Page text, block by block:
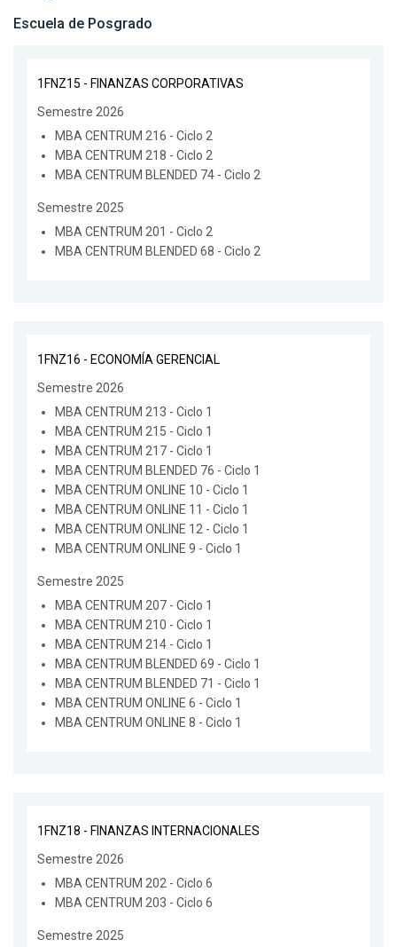
Escuela de Posgrado
1FNZ15 - FINANZAS CORPORATIVAS
Semestre 2026
MBA CENTRUM 216 - Ciclo 2
MBA CENTRUM 218 - Ciclo 2
MBA CENTRUM BLENDED 74 - Ciclo 2
Semestre 2025
MBA CENTRUM 201 - Ciclo 2
MBA CENTRUM BLENDED 68 - Ciclo 2
1FNZ16 - ECONOMÍA GERENCIAL
Semestre 2026
MBA CENTRUM 213 - Ciclo 1
MBA CENTRUM 215 - Ciclo 1
MBA CENTRUM 217 - Ciclo 1
MBA CENTRUM BLENDED 76 - Ciclo 1
MBA CENTRUM ONLINE 10 - Ciclo 1
MBA CENTRUM ONLINE 11 - Ciclo 1
MBA CENTRUM ONLINE 12 - Ciclo 1
MBA CENTRUM ONLINE 9 - Ciclo 1
Semestre 2025
MBA CENTRUM 207 - Ciclo 1
MBA CENTRUM 210 - Ciclo 1
MBA CENTRUM 214 - Ciclo 1
MBA CENTRUM BLENDED 69 - Ciclo 1
MBA CENTRUM BLENDED 71 - Ciclo 1
MBA CENTRUM ONLINE 6 - Ciclo 1
MBA CENTRUM ONLINE 8 - Ciclo 1
1FNZ18 - FINANZAS INTERNACIONALES
Semestre 2026
MBA CENTRUM 202 - Ciclo 6
MBA CENTRUM 203 - Ciclo 6
Semestre 2025